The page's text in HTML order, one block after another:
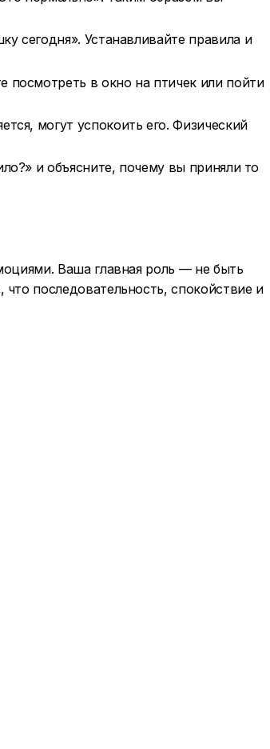
сегодня». Устанавливайте правила и
посмотреть в окно на птичек или пойти
могут успокоить его. Физический
и объясните, почему вы приняли то
Ваша главная роль — не быть
последовательность, спокойствие и